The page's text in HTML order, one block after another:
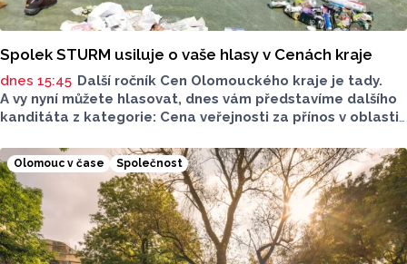
Spolek STURM usiluje o vaše hlasy v Cenách kraje
dnes 15:45 Další ročník Cen Olomouckého kraje je tady.
A vy nyní můžete hlasovat, dnes vám představíme dalšího
kanditáta z kategorie: Cena veřejnosti za přínos v oblasti
v kategorii: Významný počin v ochraně životního prostředí -
právnická osoba.
Olomouc v čase Společnost